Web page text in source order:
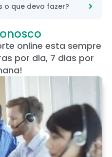
o que devo fazer?
online esta sempre
por dia, 7 dias por